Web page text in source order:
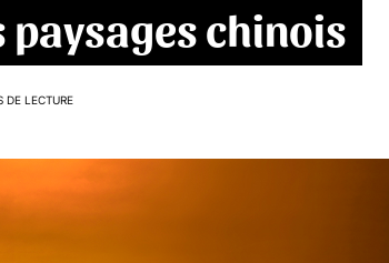
paysages chinois
DE LECTURE